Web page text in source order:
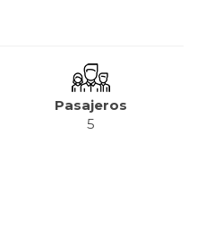
Pasajeros
5